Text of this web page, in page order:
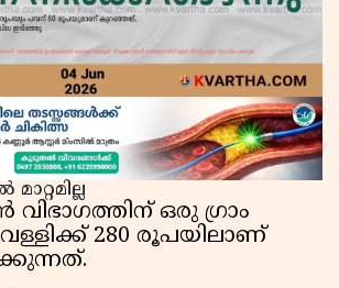
വിഭാഗത്തിന് ഒരു ഗ്രാം
280 രൂപയിലാണ്